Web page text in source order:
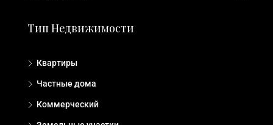
Тип Недвижимости
Квартиры
Частные дома
Коммерческий